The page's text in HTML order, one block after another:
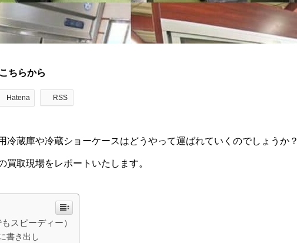
ちらから
Hatena RSS
冷蔵庫や冷蔵ショーケースはどうやって運ばれていくのでしょうか？
買取現場をレポートいたします。
スピーディー）
書き出し